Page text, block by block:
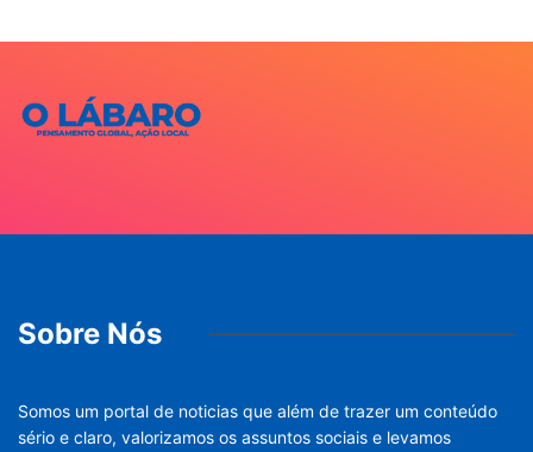
Sobre Nós
Somos um portal de noticias que além de trazer um conteúdo
sério e claro, valorizamos os assuntos sociais e levamos